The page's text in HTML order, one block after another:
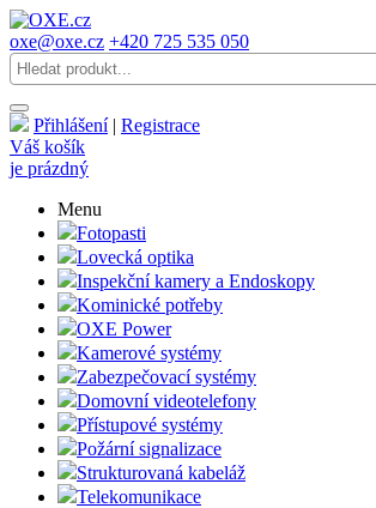
oxe@oxe.cz +420 725 535 050
Přihlášení| Registrace
Váš košík
je prázdný
Menu
Fotopasti
Lovecká optika
Inspekční kamery a Endoskopy
Kominické potřeby
OXE Power
Kamerové systémy
Zabezpečovací systémy
Domovní videotelefony
Přístupové systémy
Požární signalizace
Strukturovaná kabeláž
Telekomunikace